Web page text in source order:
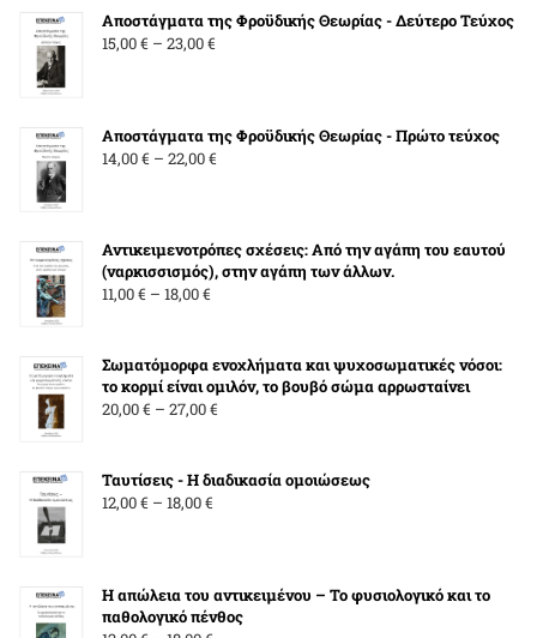
through
Αποστάγματα της Φροϋδικής Θεωρίας - Δεύτερο Τεύχος
15,00€ – 23,00€
23,00 €
Αποστάγματα της Φροϋδικής Θεωρίας - Πρώτο τεύχος
14,00€ – 22,00€
22,00 €
Αντικειμενοτρόπες σχέσεις: Από την αγάπη του εαυτού
(ναρκισσισμός), στην αγάπη των άλλων.
11,00€ – 18,00€
through
18,00 €
Σωματόμορφα ενοχλήματα και ψυχοσωματικές νόσοι:
το κορμί είναι ομιλόν, το βουβό σώμα αρρωσταίνει
20,00€ – 27,00€
through
Ταυτίσεις - Η διαδικασία ομοιώσεως
12,00€ – 18,00€
18,00 €
Η απώλεια του αντικειμένου – Το φυσιολογικό και το
παθολογικό πένθος